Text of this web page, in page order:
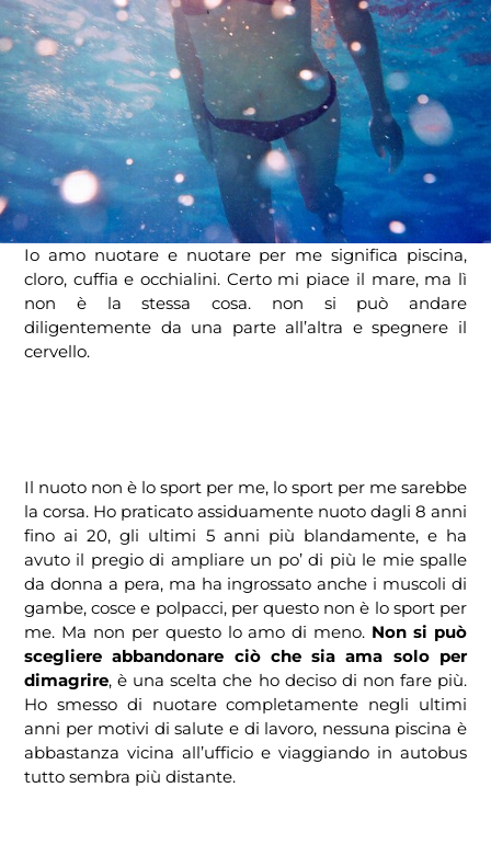
Io amo nuotare e nuotare per me significa piscina,
cloro, cuffia e occhialini. Certo mi piace il mare, ma lì
non è la stessa cosa. non si può andare
diligentemente da una parte all’altra e spegnere il
cervello.
Il nuoto non è lo sport per me, lo sport per me sarebbe
la corsa. Ho praticato assiduamente nuoto dagli 8 anni
fino ai 20, gli ultimi 5 anni più blandamente, e ha
avuto il pregio di ampliare un po’ di più le mie spalle
da donna a pera, ma ha ingrossato anche i muscoli di
gambe, cosce e polpacci, per questo non è lo sport per
me. Ma non per questo lo amo di meno. Non si può
scegliere abbandonare ciò che sia ama solo per
dimagrire, è una scelta che ho deciso di non fare più.
Ho smesso di nuotare completamente negli ultimi
anni per motivi di salute e di lavoro, nessuna piscina è
abbastanza vicina all’ufficio e viaggiando in autobus
tutto sembra più distante.